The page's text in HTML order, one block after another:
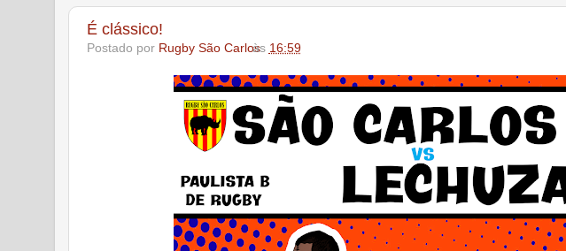
É clássico!
Postado por Rugby São Carlosàs 16:59